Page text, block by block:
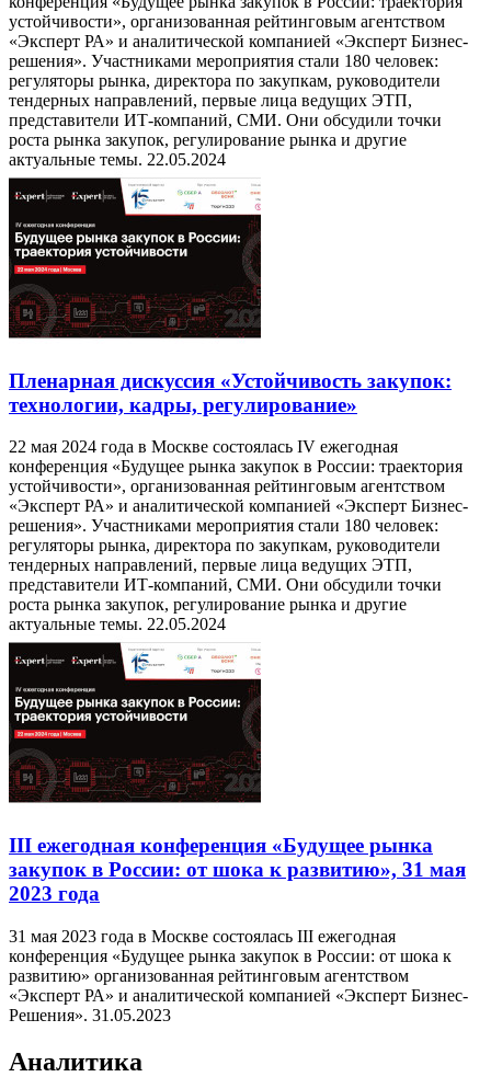
устойчивости», организованная рейтинговым агентством
«Эксперт РА» и аналитической компанией «Эксперт Бизнес-
решения». Участниками мероприятия стали 180 человек:
регуляторы рынка, директора по закупкам, руководители
тендерных направлений, первые лица ведущих ЭТП,
представители ИТ-компаний, СМИ. Они обсудили точки
роста рынка закупок, регулирование рынка и другие
актуальные темы. 22.05.2024
Пленарная дискуссия «Устойчивость закупок:
технологии, кадры, регулирование»
22 мая 2024 года в Москве состоялась IV ежегодная
конференция «Будущее рынка закупок в России: траектория
устойчивости», организованная рейтинговым агентством
«Эксперт РА» и аналитической компанией «Эксперт Бизнес-
решения». Участниками мероприятия стали 180 человек:
регуляторы рынка, директора по закупкам, руководители
тендерных направлений, первые лица ведущих ЭТП,
представители ИТ-компаний, СМИ. Они обсудили точки
роста рынка закупок, регулирование рынка и другие
актуальные темы. 22.05.2024
III ежегодная конференция «Будущее рынка
закупок в России: от шока к развитию», 31 мая
2023 года
31 мая 2023 года в Москве состоялась III ежегодная
конференция «Будущее рынка закупок в России: от шока к
развитию» организованная рейтинговым агентством
«Эксперт РА» и аналитической компанией «Эксперт Бизнес-
Решения». 31.05.2023
Аналитика